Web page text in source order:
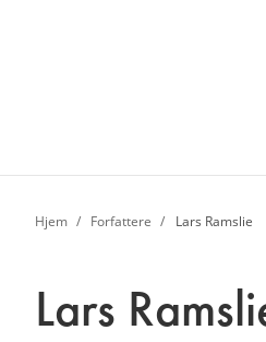
Hjem Forfattere Lars Ramslie
Lars